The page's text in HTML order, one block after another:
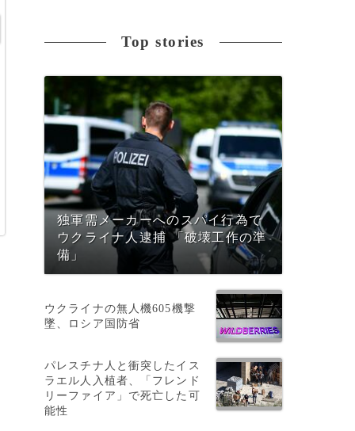
Top stories
独軍需メーカーへのスパイ行為で
ウクライナ人逮捕 「破壊工作の準
備」
ウクライナの無人機605機撃
墜、ロシア国防省
パレスチナ人と衝突したイス
ラエル人入植者、「フレンド
リーファイア」で死亡した可
能性